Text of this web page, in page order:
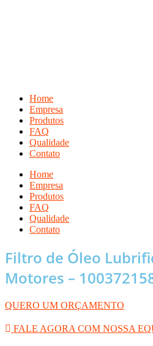
Home
Empresa
Produtos
FAQ
Qualidade
Contato
Home
Empresa
Produtos
FAQ
Qualidade
Contato
Filtro de Óleo
Motores –
QUERO UM ORÇAMENTO
FALE AGORA COM NOSSA